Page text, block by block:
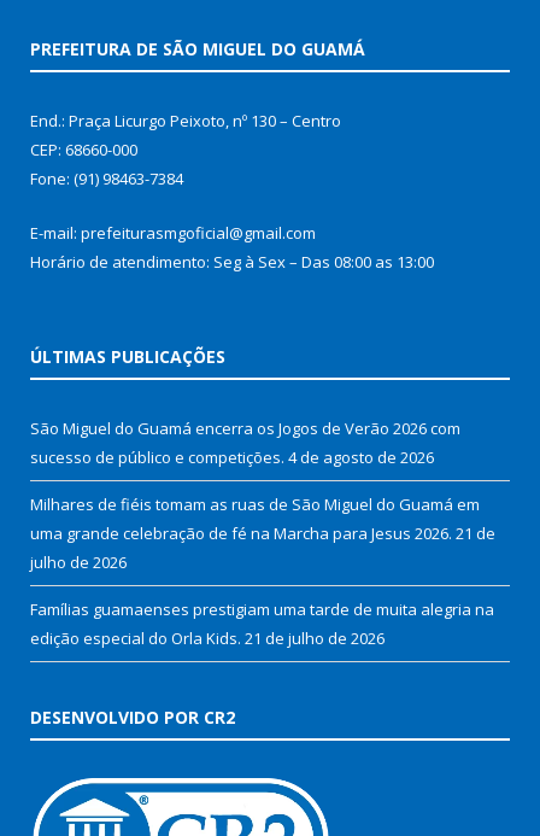
PREFEITURA DE SÃO MIGUEL DO GUAMÁ
End.: Praça Licurgo Peixoto, nº 130 – Centro
CEP: 68660-000
Fone: (91) 98463-7384
E-mail: prefeiturasmgoficial@gmail.com
Horário de atendimento: Seg à Sex – Das 08:00 as 13:00
ÚLTIMAS PUBLICAÇÕES
São Miguel do Guamá encerra os Jogos de Verão 2026 com
sucesso de público e competições. 4 de agosto de 2026
Milhares de fiéis tomam as ruas de São Miguel do Guamá em
uma grande celebração de fé na Marcha para Jesus 2026. 21 de
julho de 2026
Famílias guamaenses prestigiam uma tarde de muita alegria na
edição especial do Orla Kids. 21 de julho de 2026
DESENVOLVIDO POR CR2